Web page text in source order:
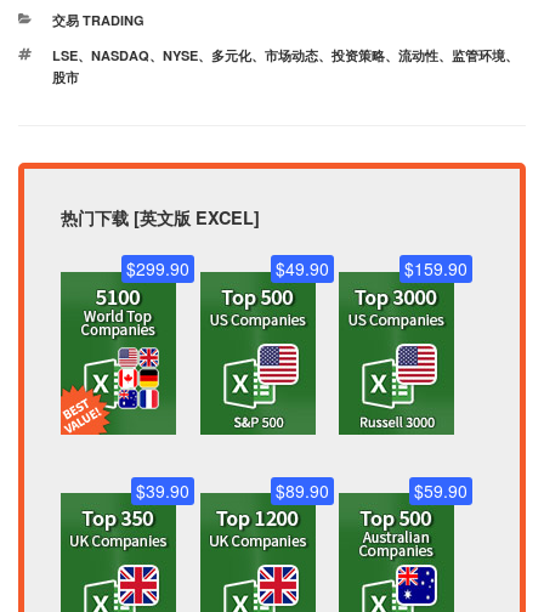
分
交易 TRADING
标
签
LSE、 NASDAQ、 NYSE、 多元化、 市场动态、 投资策略、 流动性、 监管环境、
股市
热门下载 [英文版 EXCEL]
$299.90 $49.90 $159.90
$39.90 $89.90 $59.90